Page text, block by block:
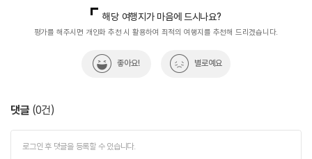
해당 여행지가 마음에 드시나요?
평가를 해주시면 개인화 추천 시 활용하여 최적의 여행지를 추천해 드리겠습니다.
좋아요! 별로예요
댓글 (0건)